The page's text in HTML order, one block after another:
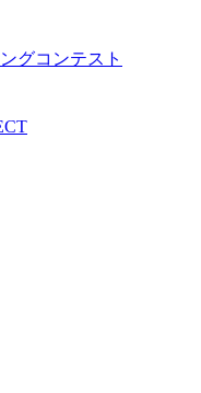
グコンテスト